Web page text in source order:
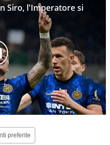
Siro, l'Imperatore si
preferite